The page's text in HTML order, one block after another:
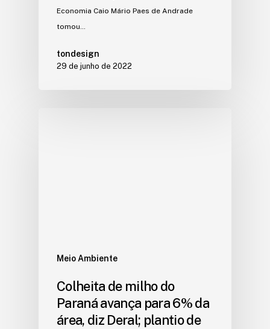
Economia Caio Mário Paes de Andrade
tomou…
tondesign
29 de junho de 2022
Meio Ambiente
Colheita de milho do
Paraná avança para 6% da
área, diz Deral; plantio de